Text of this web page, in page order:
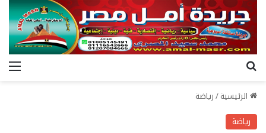
الرئيسية/رياضة
رياضة